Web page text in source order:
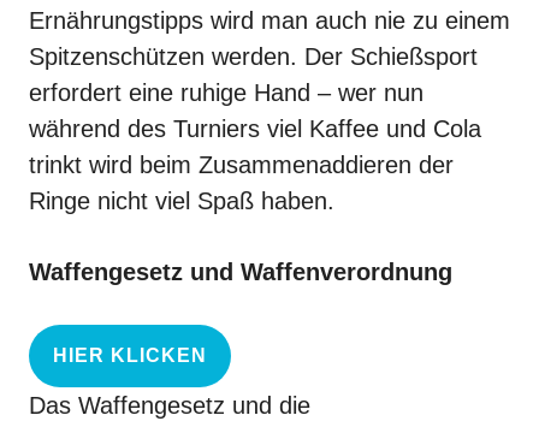
Ernährungstipps wird man auch nie zu einem
Spitzenschützen werden. Der Schießsport
erfordert eine ruhige Hand – wer nun
während des Turniers viel Kaffee und Cola
trinkt wird beim Zusammenaddieren der
Ringe nicht viel Spaß haben.
Waffengesetz und Waffenverordnung
HIER KLICKEN
Das Waffengesetz und die